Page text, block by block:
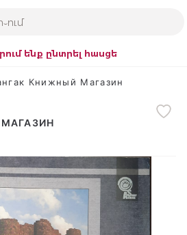
ենք ընտրել հասցե
Книжный Магазин